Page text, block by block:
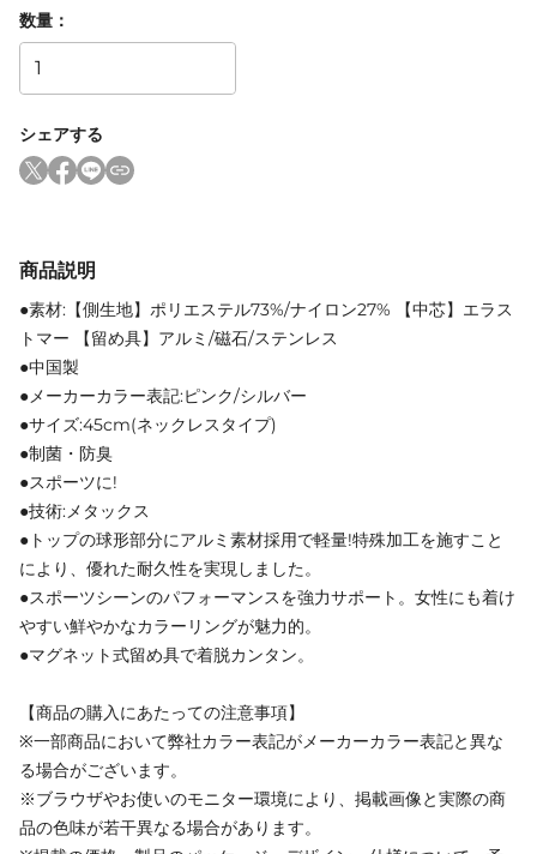
数量：
シェアする
商品説明
●素材:【側生地】ポリエステル73%/ナイロン27% 【中芯】エラス
トマー 【留め具】アルミ/磁石/ステンレス
●中国製
●メーカーカラー表記:ピンク/シルバー
●サイズ:45cm(ネックレスタイプ)
●制菌・防臭
●スポーツに!
●技術:メタックス
●トップの球形部分にアルミ素材採用で軽量!特殊加工を施すこと
により、優れた耐久性を実現しました。
●スポーツシーンのパフォーマンスを強力サポート。女性にも着け
やすい鮮やかなカラーリングが魅力的。
●マグネット式留め具で着脱カンタン。
【商品の購入にあたっての注意事項】
※一部商品において弊社カラー表記がメーカーカラー表記と異な
る場合がございます。
※ブラウザやお使いのモニター環境により、掲載画像と実際の商
品の色味が若干異なる場合があります。